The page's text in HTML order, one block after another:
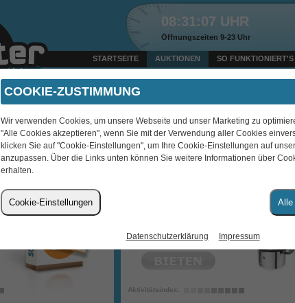
08:31:07 UHR
Öffnungszeiten 9-23 Uhr
STARTSEITE AUKTIONEN SO FUNKTIONIERT'S
Heute um 10:19 Uhr verkauft: Amazon Gutschein 25 EUR + 100 Bids
« 1|
00:00:00
obscura333
Aktivitätsindex:
COOKIE-ZUSTIMMUNG
Wir verwenden Cookies, um unsere Webseite und unser Marketing zu
"Alle Cookies akzeptieren", wenn Sie mit der Verwendung aller Cookies
klicken Sie auf "Cookie-Einstellungen", um Ihre Cookie-Einstellungen auf
anzupassen. Über die Links unten können Sie weitere Informationen über
erhalten.
Cookie-Einstellungen Alle
Datenschutzerklärung Impressum